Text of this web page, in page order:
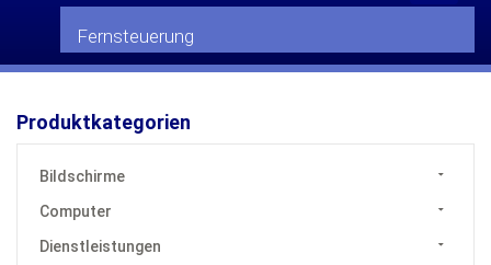
Fernsteuerung
Produktkategorien
Bildschirme
Computer
Dienstleistungen